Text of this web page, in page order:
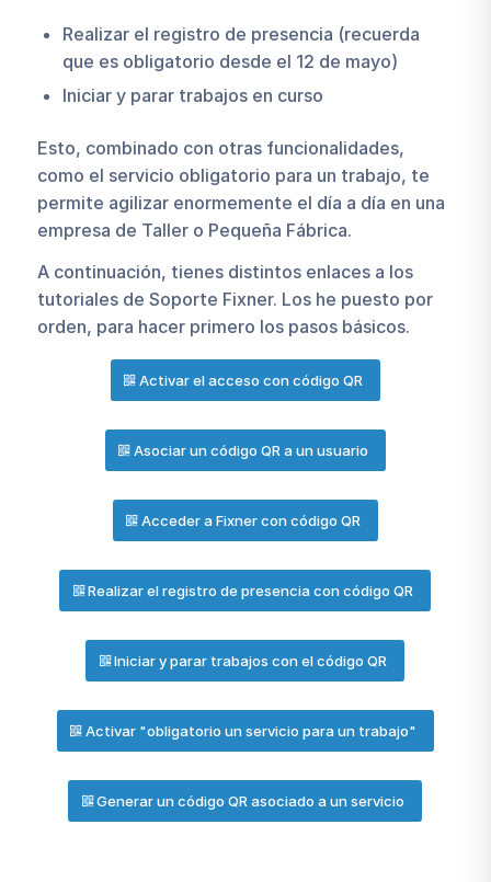
Realizar el registro de presencia (recuerda
que es obligatorio desde el 12 de mayo)
Iniciar y parar trabajos en curso
Esto, combinado con otras funcionalidades,
como el servicio obligatorio para un trabajo, te
permite agilizar enormemente el día a día en una
empresa de Taller o Pequeña Fábrica.
A continuación, tienes distintos enlaces a los
tutoriales de Soporte Fixner. Los he puesto por
orden, para hacer primero los pasos básicos.
Activar el acceso con código QR
Asociar un código QR a un usuario
Acceder a Fixner con código QR
Realizar el registro de presencia con código QR
Iniciar y parar trabajos con el código QR
Activar "obligatorio un servicio para un trabajo"
Generar un código QR asociado a un servicio